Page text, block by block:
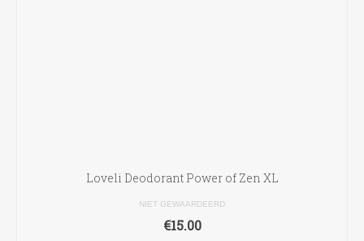
Loveli Deodorant Power of Zen XL
NIET GEWAARDEERD
€15.00